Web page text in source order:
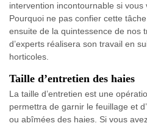
intervention incontournable si
Pourquoi ne pas confier cette
ensuite de la quintessence de nos
d’experts réalisera son travail en
horticoles.
Taille d’entretien des haies
La taille d’entretien est une
permettra de garnir le feuillage et
ou abîmées des haies. Si vous